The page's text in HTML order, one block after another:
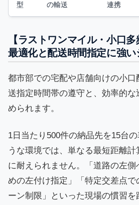
型
の輸送
連携
【ラストワンマイル・小口
最適化と配送時間指定に強い
都市部での宅配や店舗向けの小
送指定時間帯の遵守と、効率的な
められます。
1日当たり500件の納品先を15台
うな環境では、単なる最短距離計
に耐えられません。「道路の左側
めの左付け指定」「特定交差点で
ーン制限」といった現場の慣習を